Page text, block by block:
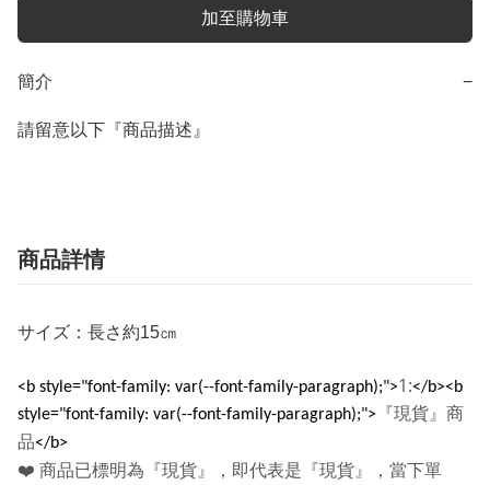
加至購物車
簡介 −
請留意以下『商品描述』
商品詳情
サイズ：長さ約15㎝
<b style="font-family: var(--font-family-paragraph);">1:</b><b
style="font-family: var(--font-family-paragraph);"> 『現貨』商
品</b>
❤️ 商品已標明為『現貨』，即代表是『現貨』，當下單